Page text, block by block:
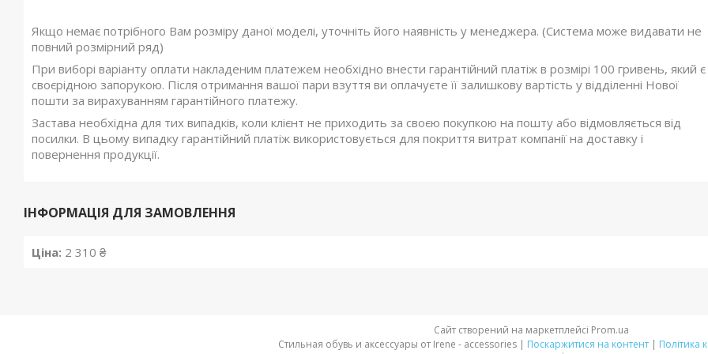
Якщо немає потрібного Вам розміру даної моделі, уточніть його наявність у менеджера. (Система може видавати не
повний розмірний ряд)
При виборі варіанту оплати накладеним платежем необхідно внести гарантійний платіж в розмірі 100 гривень, який є
своєрідною запорукою. Після отримання вашої пари взуття ви оплачуєте її залишкову вартість у відділенні Нової
пошти за вирахуванням гарантійного платежу.
Застава необхідна для тих випадків, коли клієнт не приходить за своєю покупкою на пошту або відмовляється від
посилки. В цьому випадку гарантійний платіж використовується для покриття витрат компанії на доставку і
повернення продукції.
ІНФОРМАЦІЯ ДЛЯ ЗАМОВЛЕННЯ
Ціна: 2 310 ₴
Сайт створений на маркетплейсі Prom.ua
Стильная обувь и аксессуары от Irene - accessories | Поскаржитися на контент | Політика